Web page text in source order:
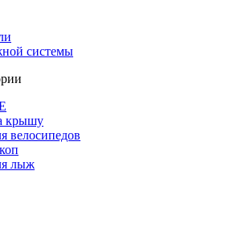
системы
крышу
велосипедов
лыж